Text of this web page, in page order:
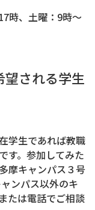
時、土曜：9時～
望される学生
学生であれば教職
す。参加してみた
摩キャンパス３号
ンパス以外のキ
たは電話でご相談